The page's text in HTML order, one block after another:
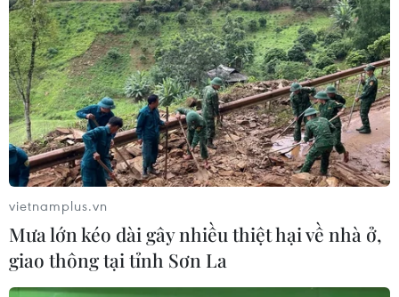
03/12/2019 10:40
Phạm Thị Hồng Thanh (Cử tạ) và Vũ Thành An (Đấu
kiếm) đã liên tiếp mang về thêm cho đoàn Thể thao Việt
Nam hai tấm huy chương Vàng SEA Games 30 trong
ngày thi đấu 3/12.
vietnamplus.vn
Mưa lớn kéo dài gây nhiều thiệt hại về nhà ở,
giao thông tại tỉnh Sơn La